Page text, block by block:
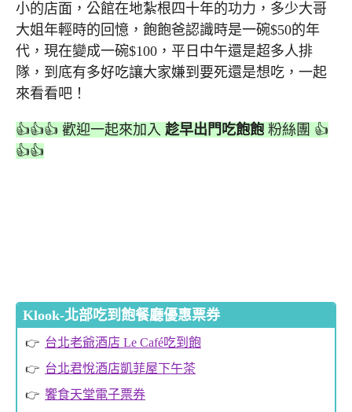
小的店面，公館在地紮根四十年的功力，多少大哥
大姐年輕時的回憶，飽飽爸認識時是一碗$50的年
代，現在變成一碗$100，平日中午還是超多人排
隊，到底有多好吃讓大家嫌到要死還是想吃，一起
來看看吧！
👍👍👍 歡迎一起來加入 趁早出門吃飽飽 粉絲團 👍
👍👍
Klook-北部吃到飽餐廳優惠票券
台北老爺酒店 Le Café吃到飽
台北君悅酒店凱菲屋下午茶
饗食天堂電子票券